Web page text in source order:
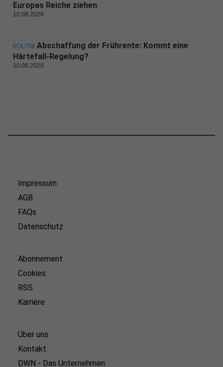
Europas Reiche ziehen
10.08.2026
POLITIK Abschaffung der Frührente: Kommt eine
Härtefall-Regelung?
10.08.2026
Impressum
AGB
FAQs
Datenschutz
Abonnement
Cookies
RSS
Karriere
Über uns
Kontakt
DWN - Das Unternehmen